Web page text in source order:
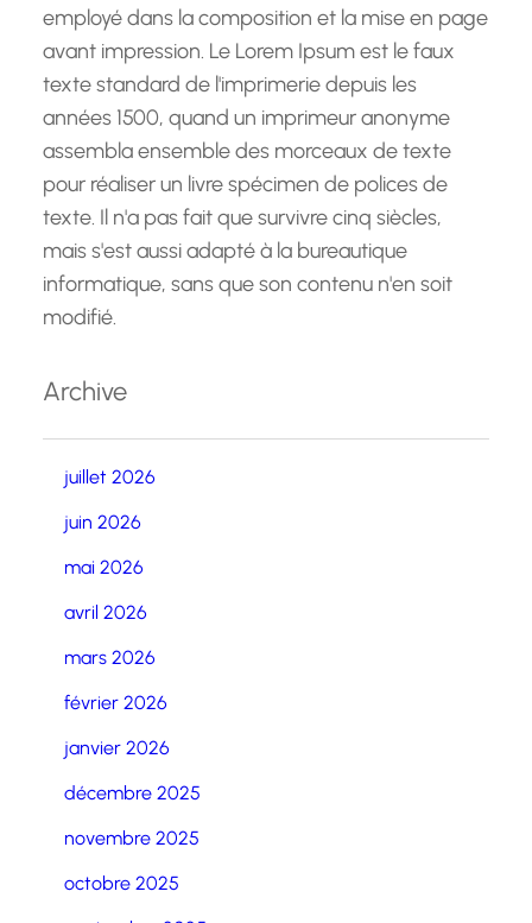
employé dans la composition et la mise en page
avant impression. Le Lorem Ipsum est le faux
texte standard de l'imprimerie depuis les
années 1500, quand un imprimeur anonyme
assembla ensemble des morceaux de texte
pour réaliser un livre spécimen de polices de
texte. Il n'a pas fait que survivre cinq siècles,
mais s'est aussi adapté à la bureautique
informatique, sans que son contenu n'en soit
modifié.
Archive
juillet 2026
juin 2026
mai 2026
avril 2026
mars 2026
février 2026
janvier 2026
décembre 2025
novembre 2025
octobre 2025